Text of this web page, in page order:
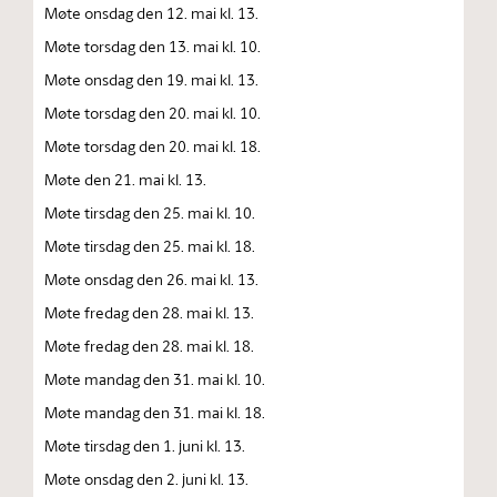
Møte onsdag den 12. mai kl. 13.
Møte torsdag den 13. mai kl. 10.
Møte onsdag den 19. mai kl. 13.
Møte torsdag den 20. mai kl. 10.
Møte torsdag den 20. mai kl. 18.
Møte den 21. mai kl. 13.
Møte tirsdag den 25. mai kl. 10.
Møte tirsdag den 25. mai kl. 18.
Møte onsdag den 26. mai kl. 13.
Møte fredag den 28. mai kl. 13.
Møte fredag den 28. mai kl. 18.
Møte mandag den 31. mai kl. 10.
Møte mandag den 31. mai kl. 18.
Møte tirsdag den 1. juni kl. 13.
Møte onsdag den 2. juni kl. 13.